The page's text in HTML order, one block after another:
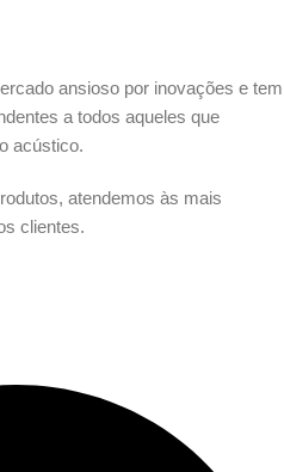
ansioso por inovações e tem
a todos aqueles que
acústico.
atendemos às mais
clientes.